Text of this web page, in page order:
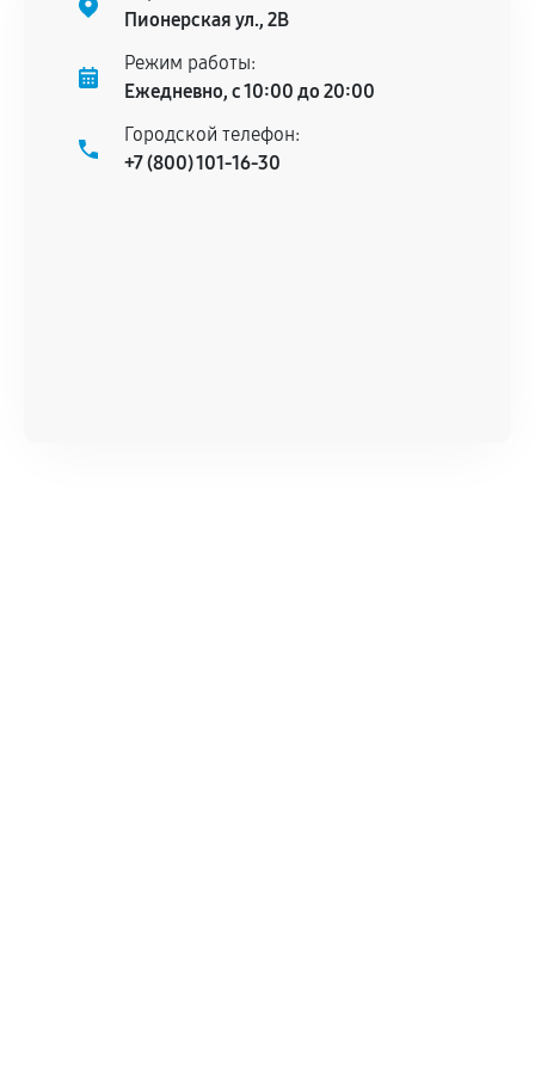
Пионерская ул., 2В
Режим работы:
Ежедневно, с 10:00 до 20:00
Городской телефон:
+7 (800) 101-16-30